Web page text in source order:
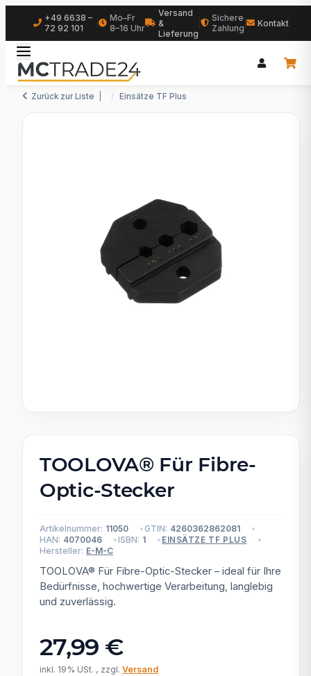
+49 6638 –
72 92 101
Mo–Fr
8–16 Uhr
Versand
&
Lieferung
Sichere
Zahlung
Kontakt
Zurück zur Liste Einsätze TF Plus
TOOLOVA® Für Fibre-
Optic-Stecker
Artikelnummer: 11050 GTIN: 4260362862081
HAN: 4070046 ISBN: 1 EINSÄTZE TF PLUS
Hersteller: E-M-C
TOOLOVA® Für Fibre-Optic-Stecker – ideal für Ihre
Bedürfnisse, hochwertige Verarbeitung, langlebig
und zuverlässig.
27,99 €
inkl. 19% USt. , zzgl. Versand